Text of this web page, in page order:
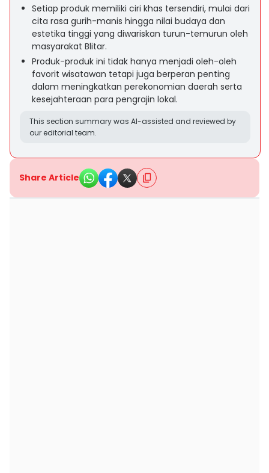
Setiap produk memiliki ciri khas tersendiri, mulai dari
cita rasa gurih-manis hingga nilai budaya dan
estetika tinggi yang diwariskan turun-temurun oleh
masyarakat Blitar.
Produk-produk ini tidak hanya menjadi oleh-oleh
favorit wisatawan tetapi juga berperan penting
dalam meningkatkan perekonomian daerah serta
kesejahteraan para pengrajin lokal.
This section summary was AI-assisted and reviewed by
our editorial team.
Share Article